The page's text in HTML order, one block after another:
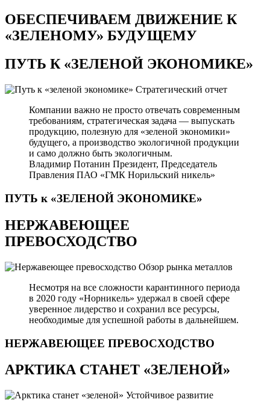
ОБЕСПЕЧИВАЕМ ДВИЖЕНИЕ К
«ЗЕЛЕНОМУ» БУДУЩЕМУ
ПУТЬ К«ЗЕЛЕНОЙ ЭКОНОМИКЕ»
Стратегический отчет
Компании важно не просто отвечать современным
требованиям, стратегическая задача — выпускать
продукцию, полезную для «зеленой экономики»
будущего, а производство экологичной продукции
и само должно быть экологичным.
Владимир Потанин Президент, Председатель
Правления ПАО «ГМК Норильский никель»
ПУТЬ к «ЗЕЛЕНОЙ ЭКОНОМИКЕ»
НЕРЖАВЕЮЩЕЕ
ПРЕВОСХОДСТВО
Обзор рынка металлов
Несмотря на все сложности карантинного периода
в 2020 году «Норникель» удержал в своей сфере
уверенное лидерство и сохранил все ресурсы,
необходимые для успешной работы в дальнейшем.
НЕРЖАВЕЮЩЕЕ ПРЕВОСХОДСТВО
АРКТИКА СТАНЕТ «ЗЕЛЕНОЙ»
Устойчивое развитие